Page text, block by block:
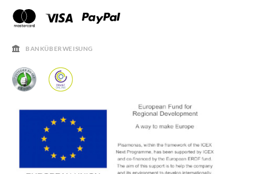
RECHTSHINWEISE
SALE
KONTAKT
ÖFFNUNGSZEITEN
HÄUFIGKEIT DER BEANTWORTUNG VON FRAGEN
BANKÜBERWEISUNG